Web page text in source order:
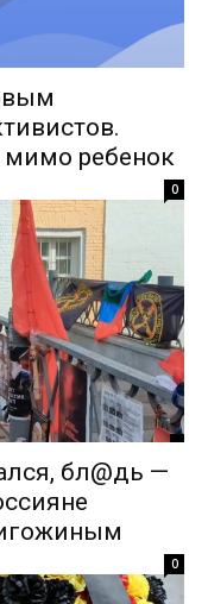
ребенок
0
бл@дь —
0